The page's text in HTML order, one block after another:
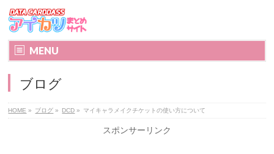
MENU
ブログ
HOME » ブログ » DCD » マイキャラメイクチケットの使い方について
スポンサーリンク